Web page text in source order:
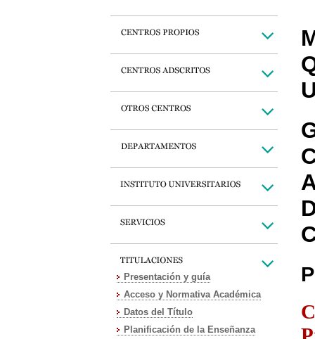
Presentación y guía
Acceso y Normativa Académica
Datos del Título
Planificación de la Enseñanza